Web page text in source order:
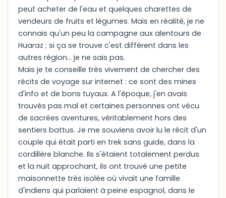
peut acheter de l'eau et quelques charettes de
vendeurs de fruits et légumes. Mais en réalité, je ne
connais qu'un peu la campagne aux alentours de
Huaraz ; si ça se trouve c'est différent dans les
autres région... je ne sais pas.
Mais je te conseille très vivement de chercher des
récits de voyage sur internet : ce sont des mines
d'info et de bons tuyaux. A l'époque, j'en avais
trouvés pas mal et certaines personnes ont vécu
de sacrées aventures, véritablement hors des
sentiers battus. Je me souviens avoir lu le récit d'un
couple qui était parti en trek sans guide, dans la
cordillère blanche. Ils s'étaient totalement perdus
et la nuit approchant, ils ont trouvé une petite
maisonnette très isolée où vivait une famille
d'indiens qui parlaient à peine espagnol, dans le